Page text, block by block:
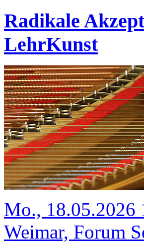
Radikale
LehrKunst
Mo., 18.05.2026
Weimar, Forum